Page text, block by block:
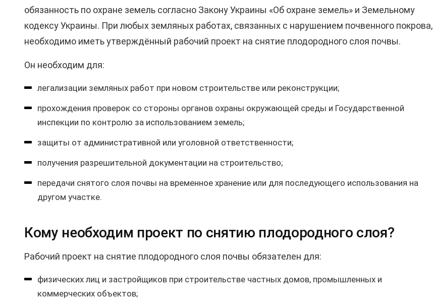
обязанность по охране земель согласно Закону Украины «Об охране земель» и Земельному
кодексу Украины. При любых земляных работах, связанных с нарушением почвенного покрова,
необходимо иметь утверждённый рабочий проект на снятие плодородного слоя почвы.
Он необходим для:
легализации земляных работ при новом строительстве или реконструкции;
прохождения проверок со стороны органов охраны окружающей среды и Государственной
инспекции по контролю за использованием земель;
защиты от административной или уголовной ответственности;
получения разрешительной документации на строительство;
передачи снятого слоя почвы на временное хранение или для последующего использования на
другом участке.
Кому необходим проект по снятию плодородного слоя?
Рабочий проект на снятие плодородного слоя почвы обязателен для:
физических лиц и застройщиков при строительстве частных домов, промышленных и
коммерческих объектов;